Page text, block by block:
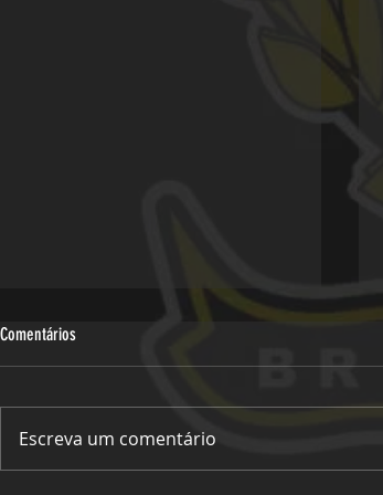
Comentários
Escreva um comentário